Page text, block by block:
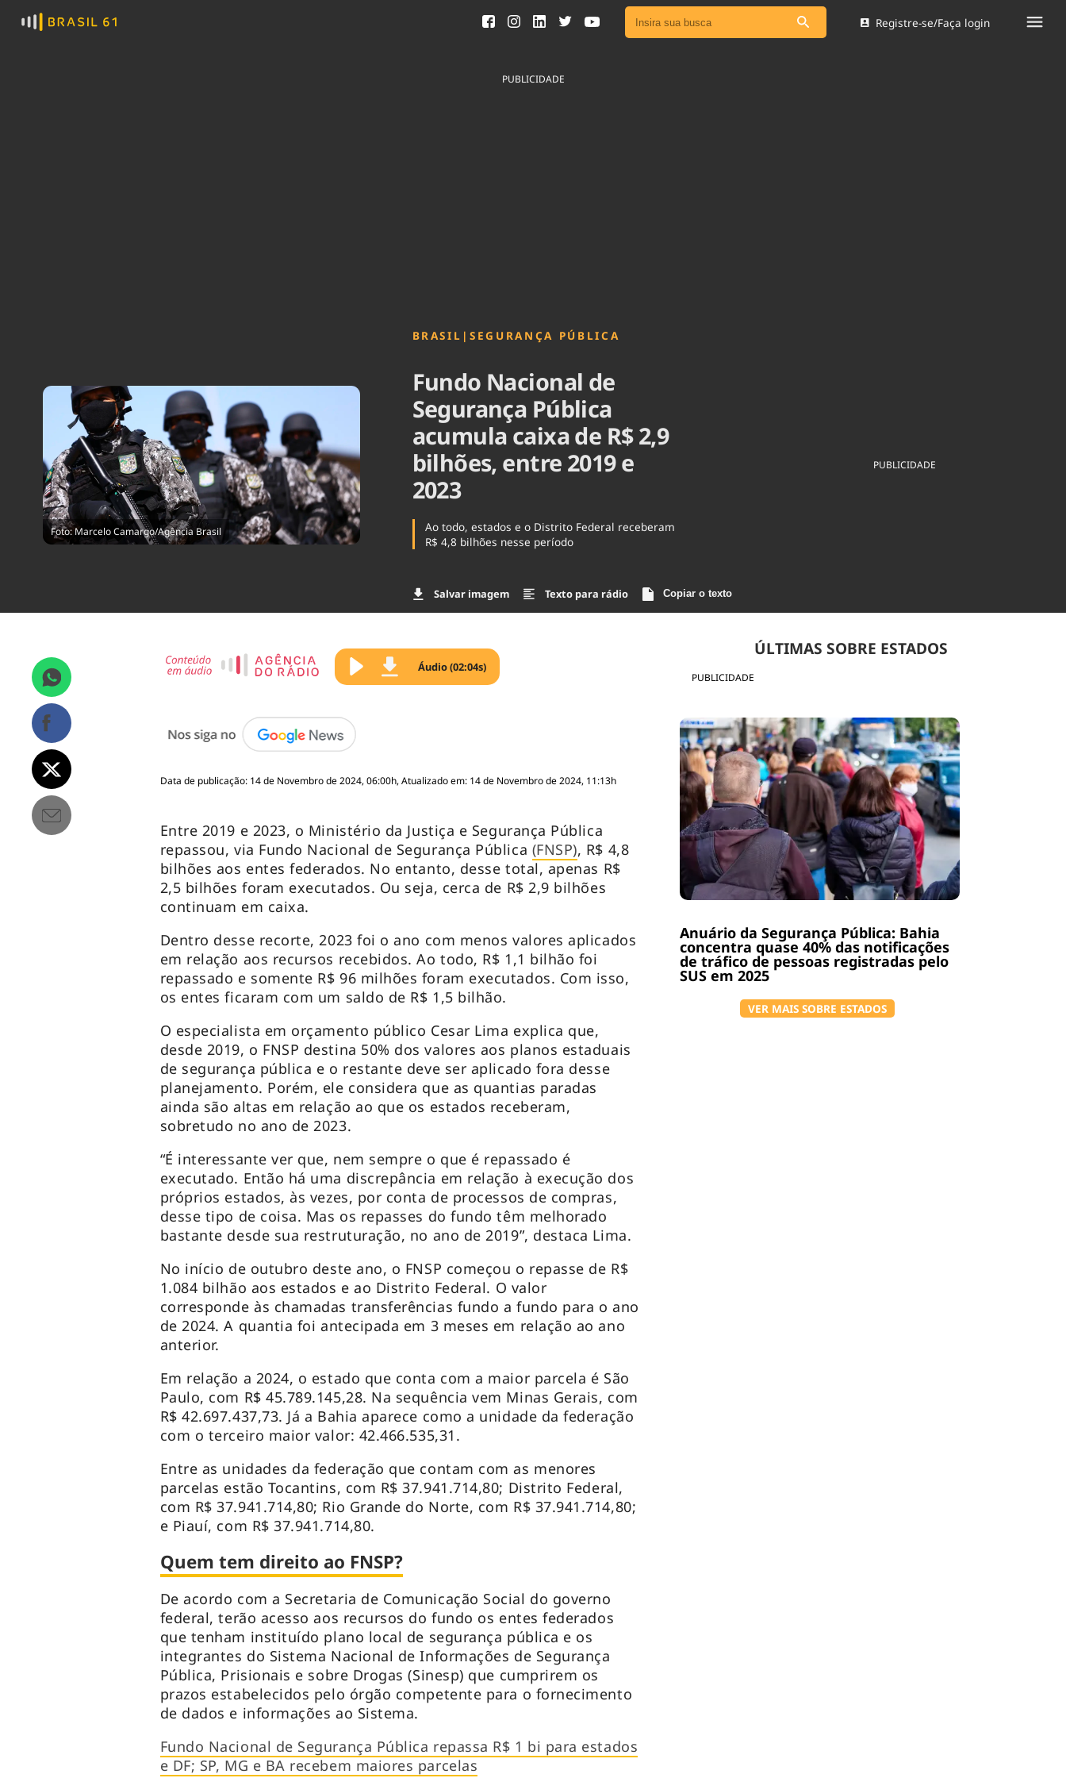
Ver todas as notícias
Cinema
Registre-se/Faça login
PUBLICIDADE
Foto: Marcelo Camargo/Agência Brasil
BRASIL |SEGURANÇA PÚBLICA
Fundo Nacional de
Segurança Pública
acumula caixa de R$ 2,9
bilhões, entre 2019 e
2023
Ao todo, estados e o Distrito Federal receberam
R$ 4,8 bilhões nesse período
Salvar imagem Texto para rádio Copiar o texto
PUBLICIDADE
PUBLICIDADE
ÚLTIMAS SOBRE ESTADOS
Anuário da Segurança Pública: Bahia
concentra quase 40% das notificações
de tráfico de pessoas registradas pelo
SUS em 2025
VER MAIS SOBRE ESTADOS
Áudio (02:04s)
Data de publicação: 14 de Novembro de 2024, 06:00h, Atualizado em: 14 de Novembro de 2024, 11:13h
Entre 2019 e 2023, o Ministério da Justiça e Segurança Pública
repassou, via Fundo Nacional de Segurança Pública (FNSP), R$ 4,8
bilhões aos entes federados. No entanto, desse total, apenas R$
2,5 bilhões foram executados. Ou seja, cerca de R$ 2,9 bilhões
continuam em caixa.
Dentro desse recorte, 2023 foi o ano com menos valores aplicados
em relação aos recursos recebidos. Ao todo, R$ 1,1 bilhão foi
repassado e somente R$ 96 milhões foram executados. Com isso,
os entes ficaram com um saldo de R$ 1,5 bilhão.
O especialista em orçamento público Cesar Lima explica que,
desde 2019, o FNSP destina 50% dos valores aos planos estaduais
de segurança pública e o restante deve ser aplicado fora desse
planejamento. Porém, ele considera que as quantias paradas
ainda são altas em relação ao que os estados receberam,
sobretudo no ano de 2023.
“É interessante ver que, nem sempre o que é repassado é
executado. Então há uma discrepância em relação à execução dos
próprios estados, às vezes, por conta de processos de compras,
desse tipo de coisa. Mas os repasses do fundo têm melhorado
bastante desde sua restruturação, no ano de 2019”, destaca Lima.
No início de outubro deste ano, o FNSP começou o repasse de R$
1.084 bilhão aos estados e ao Distrito Federal. O valor
corresponde às chamadas transferências fundo a fundo para o ano
de 2024. A quantia foi antecipada em 3 meses em relação ao ano
anterior.
Em relação a 2024, o estado que conta com a maior parcela é São
Paulo, com R$ 45.789.145,28. Na sequência vem Minas Gerais, com
R$ 42.697.437,73. Já a Bahia aparece como a unidade da federação
com o terceiro maior valor: 42.466.535,31.
Entre as unidades da federação que contam com as menores
parcelas estão Tocantins, com R$ 37.941.714,80; Distrito Federal,
com R$ 37.941.714,80; Rio Grande do Norte, com R$ 37.941.714,80;
e Piauí, com R$ 37.941.714,80.
Quem tem direito ao FNSP?
De acordo com a Secretaria de Comunicação Social do governo
federal, terão acesso aos recursos do fundo os entes federados
que tenham instituído plano local de segurança pública e os
integrantes do Sistema Nacional de Informações de Segurança
Pública, Prisionais e sobre Drogas (Sinesp) que cumprirem os
prazos estabelecidos pelo órgão competente para o fornecimento
de dados e informações ao Sistema.
Fundo Nacional de Segurança Pública repassa R$ 1 bi para estados
e DF; SP, MG e BA recebem maiores parcelas